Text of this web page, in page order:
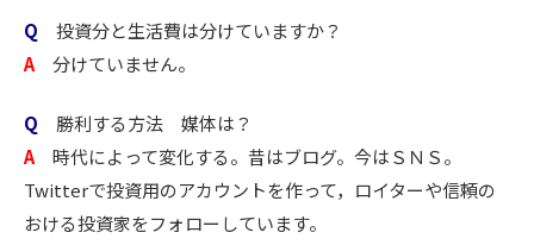
Q 投資分と生活費は分けていますか？
A
分けていません。
Q 勝利する方法 媒体は？
A
時代によって変化する。昔はブログ。今はＳＮＳ。
Twitterで投資用のアカウントを作って，ロイターや信頼の
おける投資家をフォローしています。